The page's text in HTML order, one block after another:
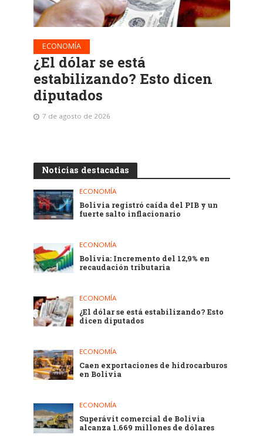
ECONOMÍA
¿El dólar se está
estabilizando? Esto dicen
diputados
7 de agosto de 2026
Noticias destacadas
ECONOMÍA
Bolivia registró caída del PIB y un
fuerte salto inflacionario
ECONOMÍA
Bolivia: Incremento del 12,9% en
recaudación tributaria
ECONOMÍA
¿El dólar se está estabilizando? Esto
dicen diputados
ECONOMÍA
Caen exportaciones de hidrocarburos
en Bolivia
ECONOMÍA
Superávit comercial de Bolivia
alcanza 1.669 millones de dólares